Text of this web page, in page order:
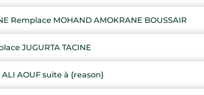
Remplace MOHAND AMOKRANE BOUSSAIR
JUGURTA TACINE
AOUF suite à {reason}